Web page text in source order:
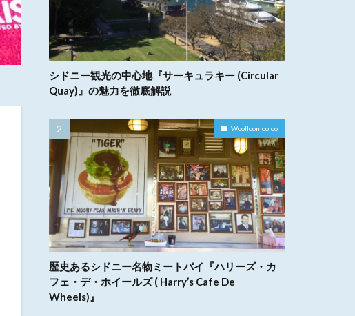
シドニー観光の中心地『サーキュラキー (Circular
Quay)』の魅力を徹底解説
Woolloomooloo
歴史あるシドニー名物ミートパイ『ハリーズ・カ
フェ・デ・ホイールズ ( Harry’s Cafe De
Wheels)』